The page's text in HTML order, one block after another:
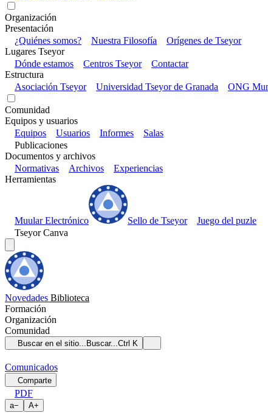
Organización
Presentación
¿Quiénes somos?
Nuestra Filosofía
Orígenes de Tseyor
Lugares Tseyor
Dónde estamos
Centros Tseyor
Contactar
Estructura
Asociación Tseyor
Universidad Tseyor de Granada ONG
Comunidad
Equipos y usuarios
Equipos
Usuarios Informes
Salas
Publicaciones
Documentos y archivos
Normativas
Archivos
Experiencias
Herramientas
Muular Electrónico Sello de Tseyor
Juego del puzle
Tseyor Canva
Novedades Biblioteca
Formación
Organización
Comunidad
Buscar en el sitio... Buscar...Ctrl K
Comunicados
Comparte
PDF
a− A+